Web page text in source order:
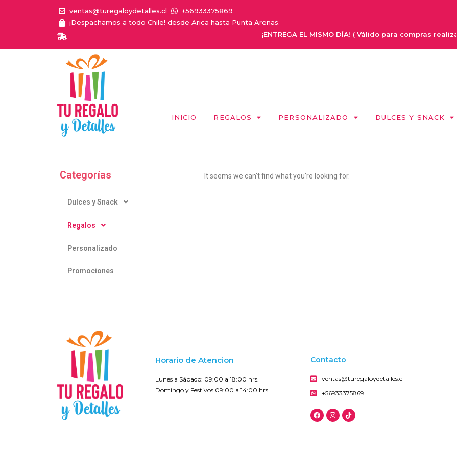
ventas@turegaloydetalles.cl
+56933375869
¡Despachamos a todo Chile! desde Arica hasta Punta Arenas.
¡ENTREGA EL MISMO DÍA! ( Válido para compras
INICIO REGALOS PERSONALIZADO DULCES Y SNACK
Categorías
Dulces y Snack
Regalos
Personalizado
Promociones
It seems we can't find what you're looking for.
Horario de Atencion
Lunes a Sábado: 09:00 a 18:00 hrs.
Domingo y Festivos 09:00 a 14:00 hrs.
Contacto
ventas@turegaloydetalles.cl
+56933375869